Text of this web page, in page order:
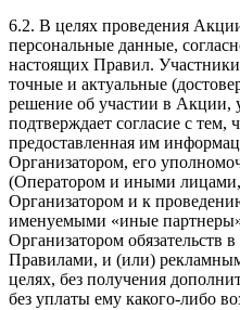
6.2. В целях проведения
персональные данные,
настоящих Правил.
точные и актуальные
решение об участии в Акции,
подтверждает согласие с тем,
предоставленная им
Организатором, его
(Оператором и иными
Организатором и к
именуемыми «иные
Организатором обязательств
Правилами, и (или)
целях, без получения
без уплаты ему какого-либо